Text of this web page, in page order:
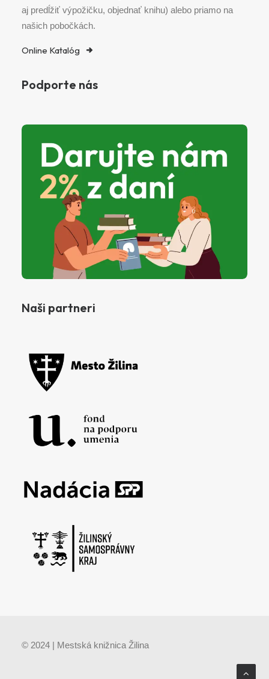
aj predĺžiť výpožičku, objednať knihu) alebo priamo na
našich pobočkách.
Online Katalóg
Podporte nás
Naši partneri
© 2024 | Mestská knižnica Žilina